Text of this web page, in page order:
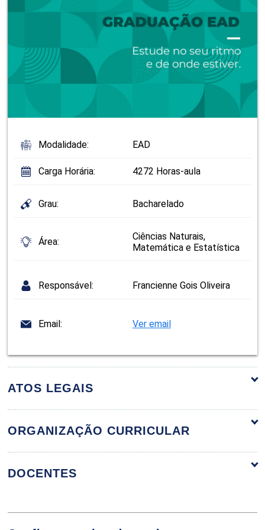
Modalidade: EAD
Carga Horária: 4272 Horas-aula
Grau: Bacharelado
Área:
Ciências Naturais,
Matemática e Estatística
Responsável: Francienne Gois Oliveira
Email: Ver email
ATOS LEGAIS
ORGANIZAÇÃO CURRICULAR
DOCENTES